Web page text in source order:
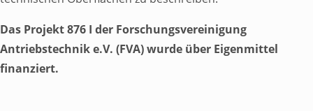
Das Projekt 876 I der Forschungsvereinigung
Antriebstechnik e.V. (FVA) wurde über Eigenmittel
finanziert.